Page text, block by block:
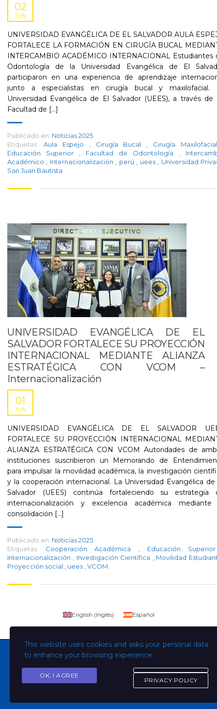
02
JUN
UNIVERSIDAD EVANGÉLICA DE EL SALVADOR AULA
FORTALECE LA FORMACIÓN EN CIRUGÍA BUCAL
INTERCAMBIO ACADÉMICO INTERNACIONAL Estudiantes
Odontología de la Universidad Evangélica de El
participaron en una experiencia de aprendizaje
junto a especialistas en cirugía bucal y maxilofacial.
Universidad Evangélica de El Salvador (UEES), a través de
Facultad de [...]
Publicado en: Noticias 2025
Etiquetas:
Aula Espejo Cirugía Bucal
Cirugía
Educación Superior
Facultad de Odontología
Académico
Internacionalización perú uees
Universidad
San Juan Bautista
UNIVERSIDAD EVANGÉLICA DE EL
SALVADOR FORTALECE SU PROYECCIÓN
INTERNACIONAL MEDIANTE ALIANZA
ESTRATÉGICA CON VCOM –
Internacionalización
01
JUN
UNIVERSIDAD EVANGÉLICA DE EL SALVADOR
FORTALECE SU PROYECCIÓN INTERNACIONAL
ALIANZA ESTRATÉGICA CON VCOM Autoridades de
instituciones suscribieron un Memorando de
para impulsar la movilidad académica, la investigación
y la cooperación internacional. La Universidad Evangélica de
Salvador (UEES) continúa fortaleciendo su estrategia
internacionalización y excelencia académica mediante
consolidación [...]
Publicado en: Noticias 2025
Etiquetas:
Cooperación Académica
Educación
Internacionalización
Investigación Científica
Movilidad
Proyección social
uees VCOM
Copyright © Todos los derechos son de la Universidad
This website uses cookies and asks your personal data
to enhance your browsing experience.
OK, I AGREE
PRIVACY POLICY
English (Inglés) Español